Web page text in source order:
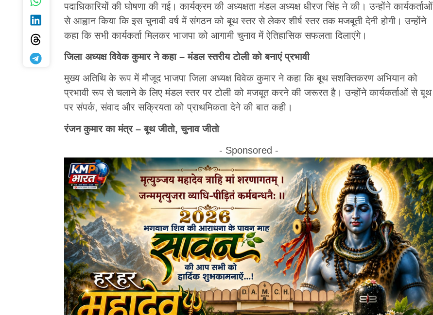
पदाधिकारियों की घोषणा की गई। कार्यक्रम की अध्यक्षता मंडल अध्यक्ष धीरज सिंह ने की। उन्होंने कार्यकर्ताओं
से आह्वान किया कि इस चुनावी वर्ष में संगठन को बूथ स्तर से लेकर शीर्ष स्तर तक मजबूती देनी होगी। उन्होंने
कहा कि सभी कार्यकर्ता मिलकर भाजपा को आगामी चुनाव में ऐतिहासिक सफलता दिलाएंगे।
जिला अध्यक्ष विवेक कुमार ने कहा – मंडल स्तरीय टोली को बनाएं प्रभावी
मुख्य अतिथि के रूप में मौजूद भाजपा जिला अध्यक्ष विवेक कुमार ने कहा कि बूथ सशक्तिकरण अभियान को
प्रभावी रूप से चलाने के लिए मंडल स्तर पर टोली को मजबूत करने की जरूरत है। उन्होंने कार्यकर्ताओं से बूथ
पर संपर्क, संवाद और सक्रियता को प्राथमिकता देने की बात कही।
रंजन कुमार का मंत्र – बूथ जीतो, चुनाव जीतो
- Sponsored -